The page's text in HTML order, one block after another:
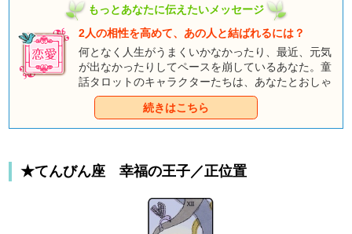
もっとあなたに伝えたいメッセージ
2人の相性を高めて、あの人と結ばれるには？
何となく人生がうまくいかなかったり、最近、元気
が出なかったりしてペースを崩しているあなた。童
話タロットのキャラクターたちは、あなたとおしゃ
べりしたくて、そわそわしているようですよ。みん
なとのおしゃべりを通して、あなただけのハッピー
エンドをつかんでくださいね。
続きはこちら
★てんびん座 幸福の王子／正位置